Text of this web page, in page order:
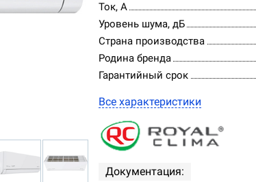
Ток, А
Уровень шума, дБ
Страна производства
Родина бренда
Гарантийный срок
Все характеристики
Документация: